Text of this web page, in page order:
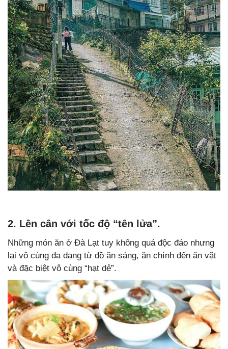
2. Lên cân với tốc độ “tên lửa”.
Những món ăn ở Đà Lạt tuy không quá độc đáo nhưng
lại vô cùng đa dạng từ đồ ăn sáng, ăn chính đến ăn vặt
và đặc biệt vô cùng “hạt dẻ”.